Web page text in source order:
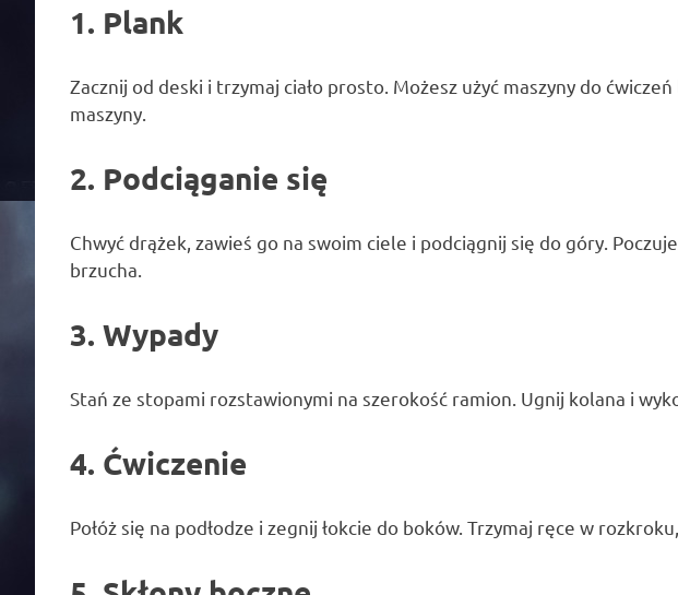
1. Plank
Zacznij od deski i trzymaj ciało prosto. Możesz użyć maszyny do
maszyny.
2. Podciąganie się
Chwyć drążek, zawieś go na swoim ciele i podciągnij się do góry.
brzucha.
3. Wypady
Stań ze stopami rozstawionymi na szerokość ramion. Ugnij kolana i
4. Ćwiczenie
Połóż się na podłodze i zegnij łokcie do boków. Trzymaj ręce w